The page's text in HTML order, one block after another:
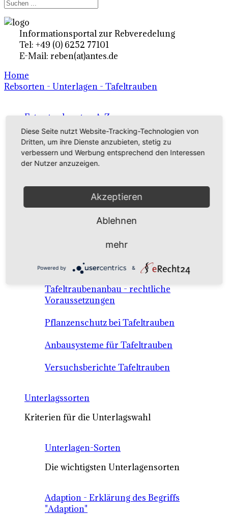
Informationsportal zur Rebveredelung
Tel: +49 (0) 6252 77101
E-Mail: reben(at)antes.de
Home
Rebsorten - Unterlagen - Tafeltrauben
Ertragsrebsorten A-Z
in Deutschland
Rebsorten international
externe Links
Tafeltraubensorten
Tafeltrauben A-Z Sortenbeschreibungen
Tafeltraubenanbau - rechtliche
Voraussetzungen
Pflanzenschutz bei Tafeltrauben
Anbausysteme für Tafeltrauben
Versuchsberichte Tafeltrauben
Unterlagssorten
Kriterien für die Unterlagswahl
Unterlagen-Sorten
Die wichtigsten Unterlagensorten
Adaption - Erklärung des Begriffs
"Adaption"
Diese Seite nutzt Website-Tracking-Technologien von
Dritten, um ihre Dienste anzubieten, stetig zu
verbessern und Werbung entsprechend den Interessen
der Nutzer anzuzeigen.
Akzeptieren
Ablehnen
mehr
Powered by &